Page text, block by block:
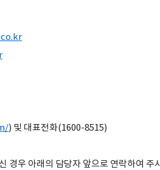
) 및 대표전화(1600-8515)
경우 아래의 담당자 앞으로 연락하여 주